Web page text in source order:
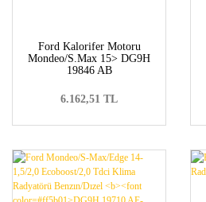
Ford Kalorifer Motoru
Mondeo/S.Max 15> DG9H
19846 AB
6.162,51 TL